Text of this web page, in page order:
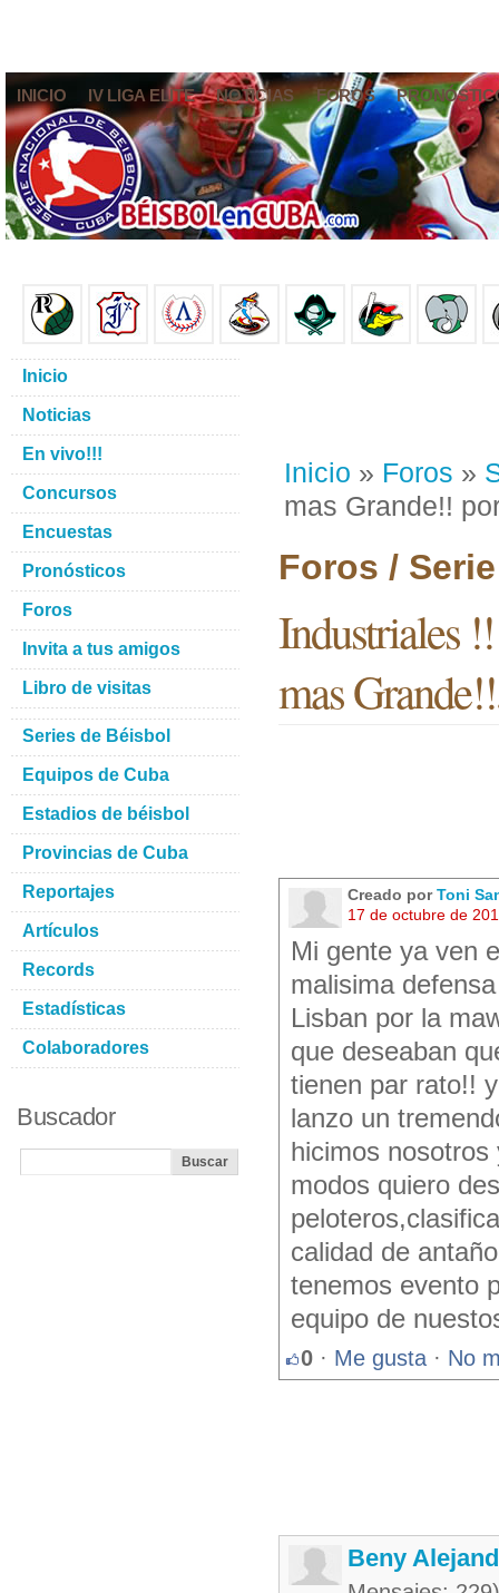
INICIO IV LIGA ELITE NOTICIAS FOROS
Inicio » Foros »
mas Grande!!
Foros /
Industriales
mas
Creado porToni
17 de octubre de
Mi gente ya ven
malisima
Lisban por la
que deseaban
tienen par rato!!
lanzo un
hicimos
modos quiero
calidad de
tenemos evento
equipo de
0 · Me gusta · No
Beny
Inicio
Noticias
En vivo!!!
Concursos
Encuestas
Pronósticos
Foros
Invita a tus amigos
Libro de visitas
Series de Béisbol
Equipos de Cuba
Estadios de béisbol
Provincias de Cuba
Reportajes
Artículos
Records
Estadísticas
Colaboradores
Buscador